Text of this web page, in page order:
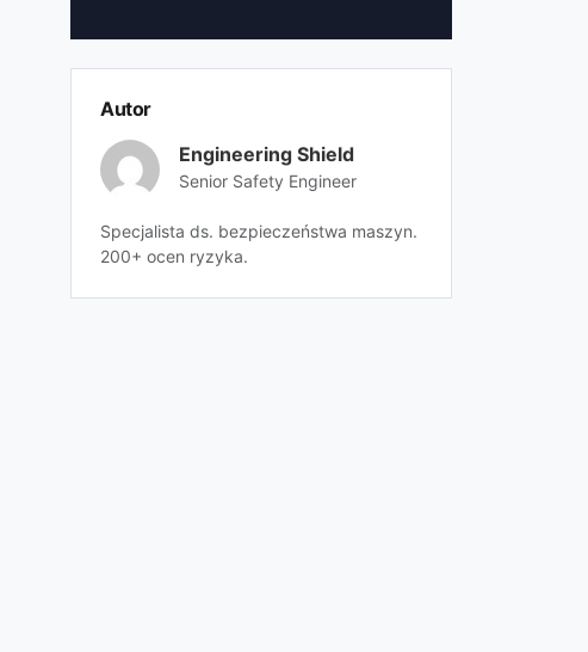
Autor
Engineering Shield
Senior Safety Engineer
Specjalista ds. bezpieczeństwa maszyn.
200+ ocen ryzyka.